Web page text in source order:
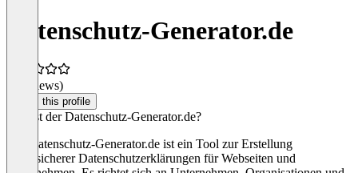
Datenschutz-Generator.de
(0 reviews)
Claim this profile
Was ist der Datenschutz-Generator.de?
Der Datenschutz-Generator.de ist ein Tool zur Erstellung
rechtssicherer Datenschutzerklärungen für Webseiten und